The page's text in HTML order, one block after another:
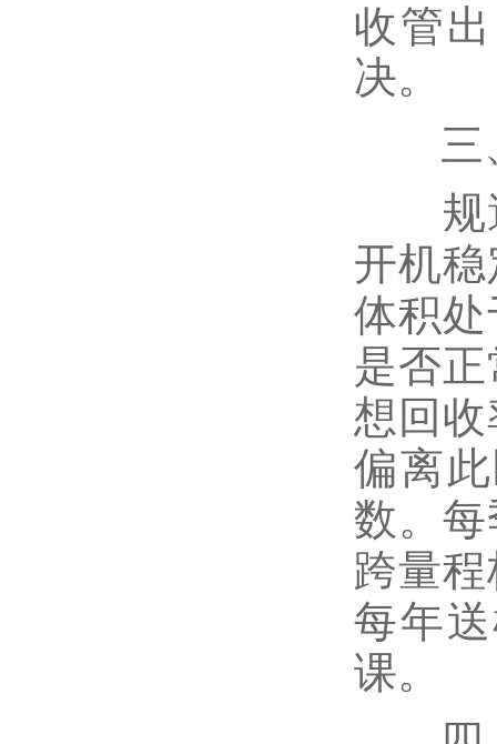
收管
决。
三、
规避
开机
体积
是否
想回
偏离
数。
跨量
每年
课。